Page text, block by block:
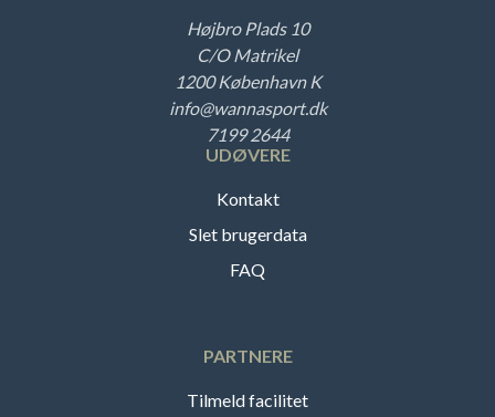
Højbro Plads 10
C/O Matrikel
1200 København K
info@wannasport.dk
7199 2644
UDØVERE
Kontakt
Slet brugerdata
FAQ
PARTNERE
Tilmeld facilitet